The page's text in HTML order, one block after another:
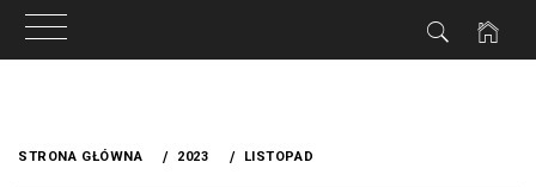
STRONA GŁÓWNA 2023 LISTOPAD